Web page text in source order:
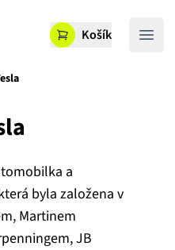
Košík
a
byla založena v
Martinem
JB